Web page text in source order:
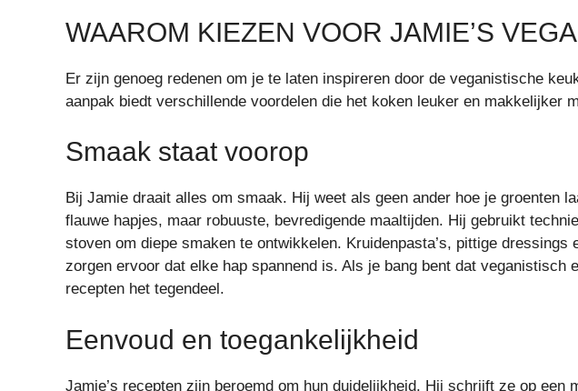
WAAROM KIEZEN VOOR JAMIE’S
Er zijn genoeg redenen om je te laten inspireren door de veganistische
aanpak biedt verschillende voordelen die het koken leuker en makkelijker
Smaak staat voorop
Bij Jamie draait alles om smaak. Hij weet als geen ander hoe je groenten
flauwe hapjes, maar robuuste, bevredigende maaltijden. Hij gebruikt
stoven om diepe smaken te ontwikkelen. Kruidenpasta’s, pittige dressings
zorgen ervoor dat elke hap spannend is. Als je bang bent dat veganistisch
recepten het tegendeel.
Eenvoud en toegankelijkheid
Jamie’s recepten zijn beroemd om hun duidelijkheid. Hij schrijft ze op een